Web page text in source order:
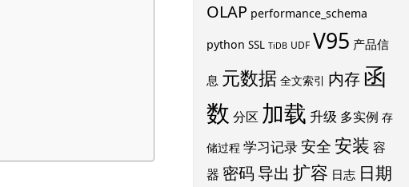
OLAP performance_schema
python SSL TiDB UDF V95 产品信
息 元数据 全文索引 内存函
数 分区 加载 升级 多实例 存
储过程 学习记录安全安装 容
器 密码 导出 扩容 日志 日期